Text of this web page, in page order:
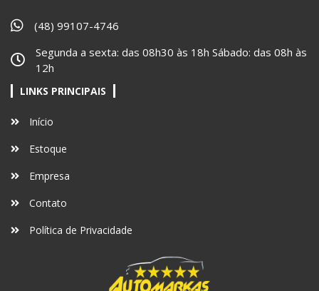
(48) 99107-4746
Segunda a sexta: das 08h30 às 18h Sábado: das 08h às
12h
LINKS PRINCIPAIS
Início
Estoque
Empresa
Contato
Política de Privacidade